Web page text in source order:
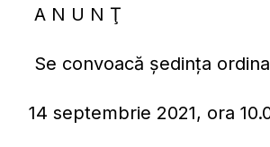
A N U N Ţ
Se convoacă ședința
14 septembrie 2021, ora